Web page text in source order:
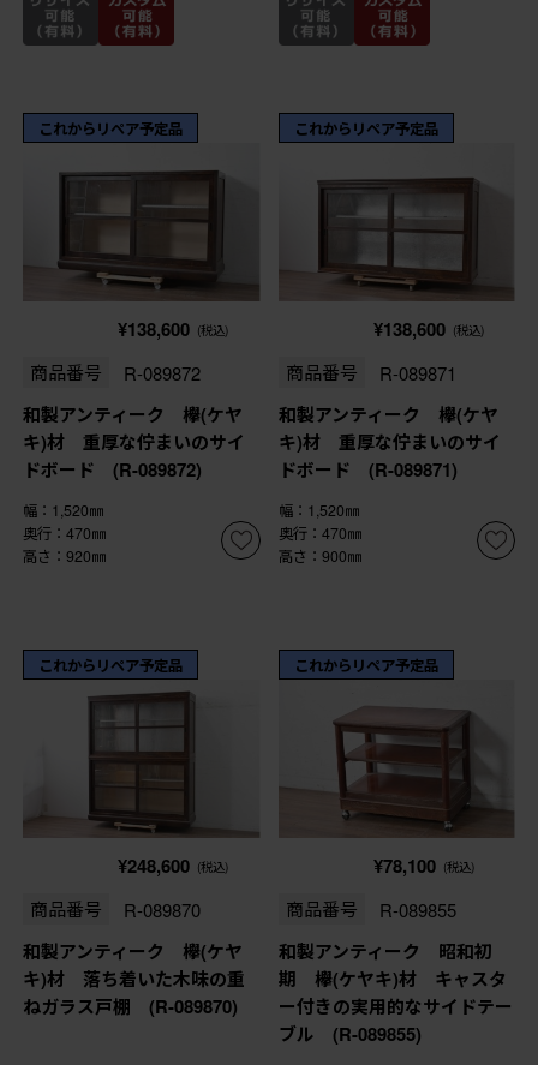
これからリペア予定品
¥138,600 (税込)
商品番号 R-089872
和製アンティーク 欅(ケヤ
キ)材 重厚な佇まいのサイ
ドボード (R-089872)
幅：1,520㎜
奥行：470㎜
高さ：920㎜
これからリペア予定品
¥138,600 (税込)
商品番号 R-089871
和製アンティーク 欅(ケヤ
キ)材 重厚な佇まいのサイ
ドボード (R-089871)
幅：1,520㎜
奥行：470㎜
高さ：900㎜
これからリペア予定品
¥248,600 (税込)
商品番号 R-089870
和製アンティーク 欅(ケヤ
キ)材 落ち着いた木味の重
ねガラス戸棚 (R-089870)
これからリペア予定品
¥78,100 (税込)
商品番号 R-089855
和製アンティーク 昭和初
期 欅(ケヤキ)材 キャスタ
ー付きの実用的なサイドテー
ブル (R-089855)